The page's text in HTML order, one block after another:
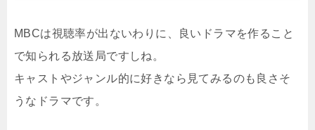
MBCは視聴率が出ないわりに、良いドラマを作ること
で知られる放送局ですしね。
キャストやジャンル的に好きなら見てみるのも良さそ
うなドラマです。